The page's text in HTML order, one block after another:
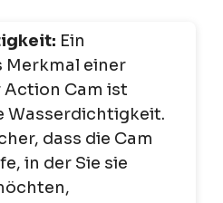
Ein
Merkmal einer
Cam ist
Wasserdichtigkeit.
dass die Cam
in der Sie sie